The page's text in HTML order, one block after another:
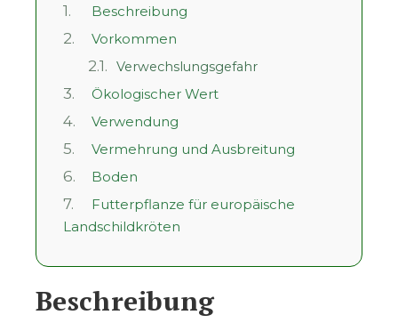
1. Beschreibung
2. Vorkommen
2.1. Verwechslungsgefahr
3. Ökologischer Wert
4. Verwendung
5. Vermehrung und Ausbreitung
6. Boden
7.
Futterpflanze für europäische
Landschildkröten
Beschreibung